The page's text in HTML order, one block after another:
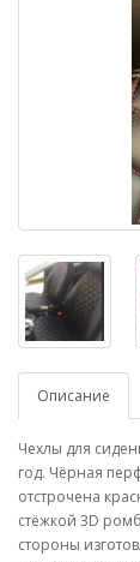
Описание
Чехлы для
год. Чёрная
отстрочена
стёжкой 3D
стороны